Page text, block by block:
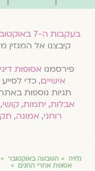
בעקבות ה-7 באוקטובר 2023
קיבצנו אל המגזין
פירסמנואסופות
אישיים, כדי
תגיות נוספות
אבלות,יתמות,קושי,
רוחני,אמונה,
גלויה השבעה באוקטובר
אסופת אחרי החגים